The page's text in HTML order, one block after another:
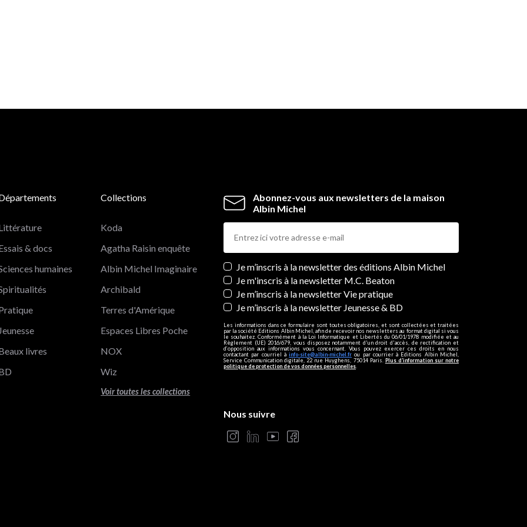
de confidentialité, en garantissant la conformité avec les réglementations. Personnalisez vos préférences pour
Abonnez-vous aux newsletters de la maison
Albin Michel
Newsletters
Je m’inscris à la newsletter des éditions Albin Michel
Je m'inscris à la newsletter M.C. Beaton
Je m’inscris à la newsletter Vie pratique
Je m’inscris à la newsletter Jeunesse & BD
Les informations dans ce formulaire sont toutes obligatoires, et sont collectées et traitées
par la société Editions Albin Michel, afin de recevoir nos newsletters au format digital si vous
le souhaitez. Conformément à la Loi Informatique et Libertés du 06/01/1978 modifiée et au
Règlement (UE) 2016/679, vous disposez notamment d'un droit d'accès, de rectification et
d’opposition aux informations vous concernant. Vous pouvez exercer ces droits en nous
contactant par courriel àinfo-site@albin-michel.fr ou par courrier à Editions Albin Michel,
Service Communication digitale, 22 rue Huyghens, 75014 Paris. Plus d’information sur notre
politique de protection de vos données personnelles
& docs
humaines
Jeunesse
livres
Collections
Koda
Agatha Raisin enquête
Albin Michel Imaginaire
Archibald
Terres d'Amérique
Espaces Libres Poche
NOX
Wiz
Voir toutes les collections
Nous suivre